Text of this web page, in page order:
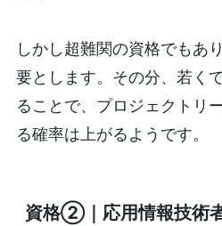
しかし超難関の資格でもあ
要とします。その分、若く
ることで、プロジェクトリ
る確率は上がるようです。
資格②｜応用情報技術